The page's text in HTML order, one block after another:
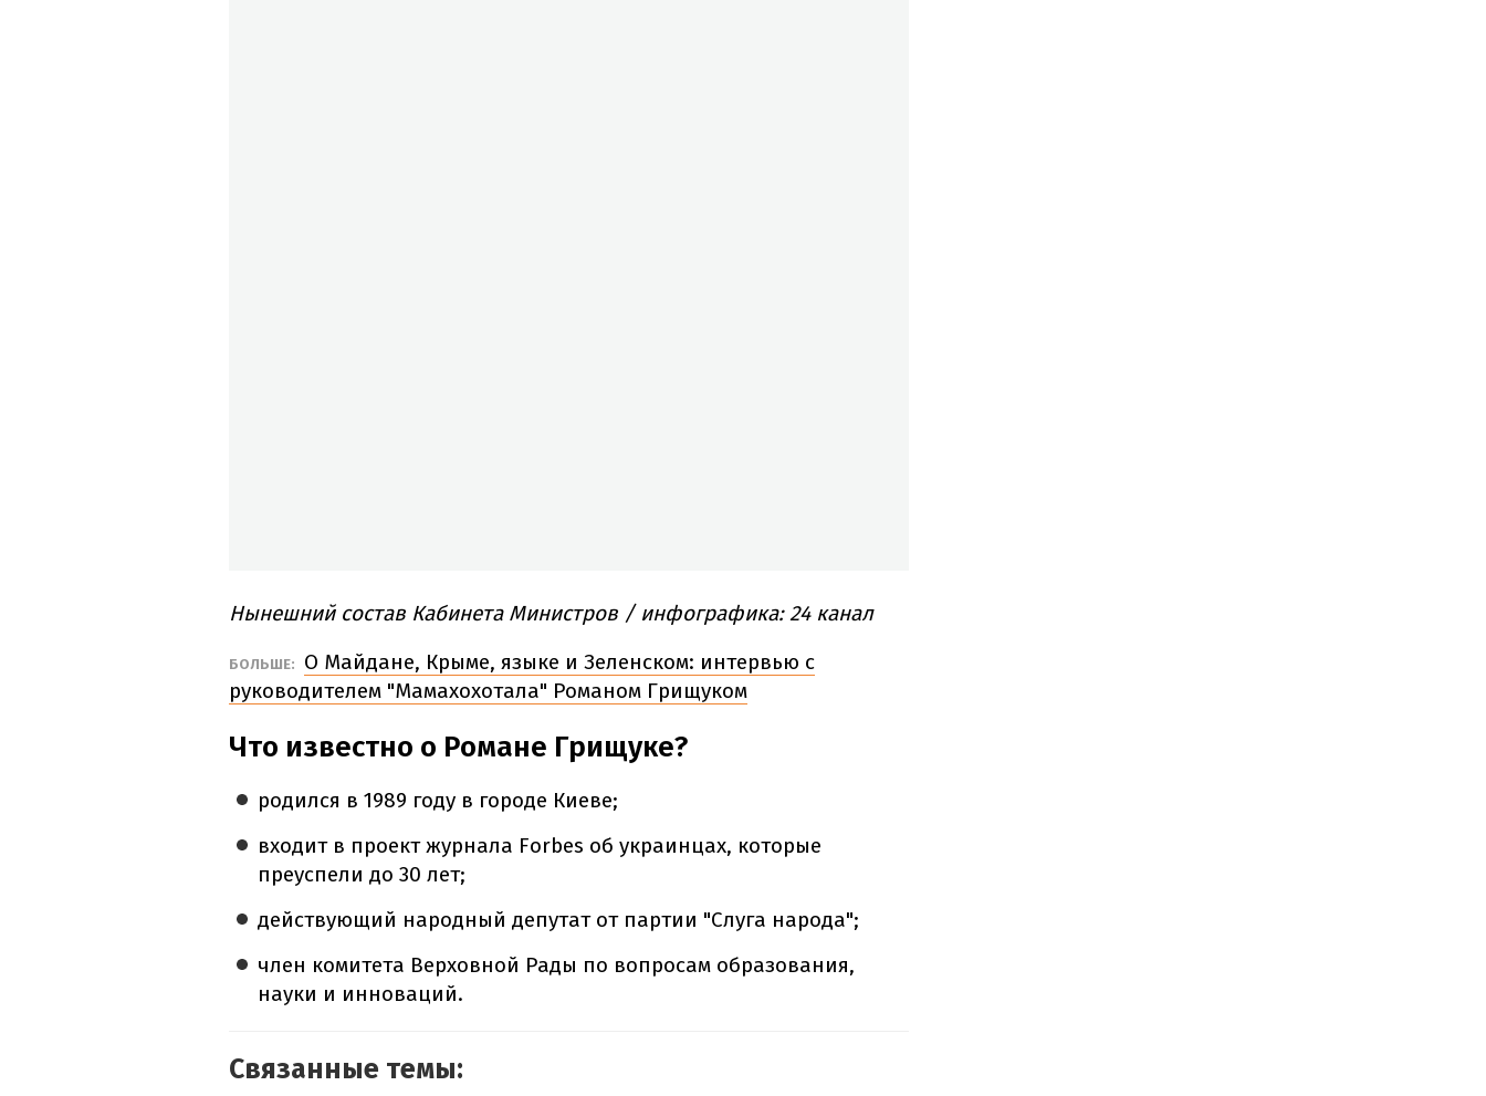
Нынешний состав Кабинета Министров / инфографика: 24 канал
​БОЛЬШЕ:
О Майдане, Крыме, языке и Зеленском: интервью с
руководителем "Мамахохотала" Романом Грищуком
Что известно о Романе Грищуке?
родился в 1989 году в городе Киеве;
входит в проект журнала Forbes об украинцах, которые
преуспели до 30 лет;
действующий народный депутат от партии "Слуга народа";
член комитета Верховной Рады по вопросам образования,
науки и инноваций.
Связанные темы: